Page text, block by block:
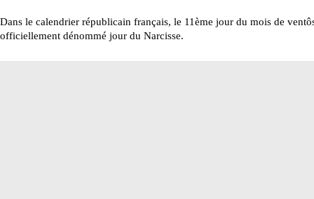
Dans le calendrier républicain français, le 11ème jour du mois de
officiellement dénommé jour du Narcisse.